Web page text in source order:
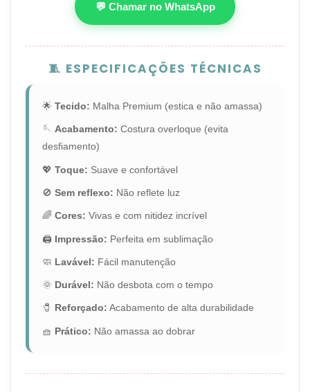
💬 Chamar no WhatsApp
🧵 ESPECIFICAÇÕES TÉCNICAS
🌟 Tecido: Malha Premium (estica e não amassa)
🪡 Acabamento: Costura overloque (evita
desfiamento)
💖 Toque: Suave e confortável
🚫 Sem reflexo: Não reflete luz
🌈 Cores: Vivas e com nitidez incrível
🖨️ Impressão: Perfeita em sublimação
🧼 Lavável: Fácil manutenção
🌞 Durável: Não desbota com o tempo
🧷 Reforçado: Acabamento de alta durabilidade
🧺 Prático: Não amassa ao dobrar